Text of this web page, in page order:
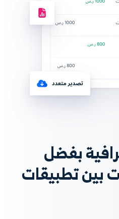
بفضل
بين تطبيقات